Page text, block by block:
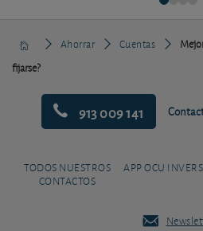
Ahorrar Cuentas
fijarse?
913 009 141
TODOS NUESTROS
CONTACTOS
APP OCU